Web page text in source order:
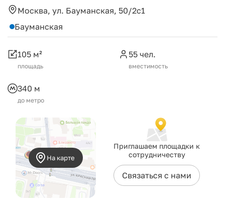
Москва, ул. Бауманская, 50/2с1
Бауманская
105 м²
площадь
55 чел.
вместимость
340 м
до метро
На карте
Приглашаем площадки к
сотрудничеству
Связаться с нами